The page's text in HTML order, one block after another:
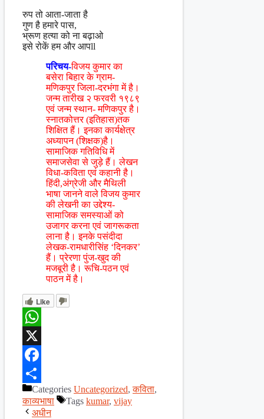
रुप तो आता-जाता है
गुण है हमारे पास,
भ्रूण हत्या को ना बढ़ाओ
इसे रोकें हम और आपll
परिचय-विजय कुमार का
बसेरा बिहार के ग्राम-
मणिकपुर जिला-दरभंगा में है।
जन्म तारीख २ फरवरी १९८९
एवं जन्म स्थान- मणिकपुर है।
स्नातकोत्तर (इतिहास)तक
शिक्षित हैं। इनका कार्यक्षेत्र
अध्यापन (शिक्षक)है।
सामाजिक गतिविधि में
समाजसेवा से जुड़े हैं। लेखन
विधा-कविता एवं कहानी है।
हिंदी,अंग्रेजी और मैथिली
भाषा जानने वाले विजय कुमार
की लेखनी का उद्देश्य-
सामाजिक समस्याओं को
उजागर करना एवं जागरूकता
लाना है। इनके पसंदीदा
लेखक-रामधारीसिंह ‘दिनकर’
हैं। प्रेरणा पुंज-खुद की
मजबूरी है। रूचि-पठन एवं
पाठन में है।
Like
WhatsApp
X
Facebook
ShareCategories Uncategorized,कविता,
काव्यभाषा
Tags kumar, vijay
अधीन